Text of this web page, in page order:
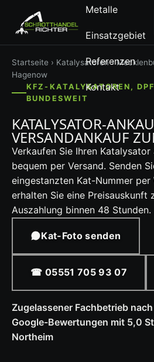
Metalle
Einsatzgebiet
Referenzen
Kontakt
Startseite › Katalysatoren›
Hagenow
KFZ-KATALYSATOREN,
BUNDESWEIT
KATALYSATOR-
VERSANDANKAUF
Verkaufen Sie Ihren
bequem per Versand. Senden
eingestanzten Kat-Nummer per
erhalten Sie eine Preisauskunft
Auszahlung binnen 48 Stunden.
Kat-Foto senden
☎ 05551 705 93 07
Zugelassener Fachbetrieb
Google-Bewertungen mit 5,0
Northeim